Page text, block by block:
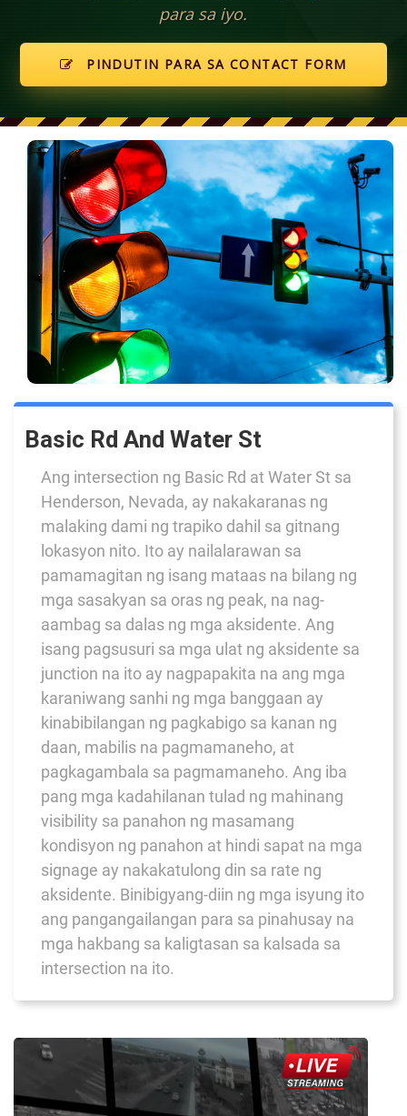
para sa iyo.
PINDUTIN PARA SA CONTACT FORM
Basic Rd And Water St
Ang intersection ng Basic Rd at Water St sa
Henderson, Nevada, ay nakakaranas ng
malaking dami ng trapiko dahil sa gitnang
lokasyon nito. Ito ay nailalarawan sa
pamamagitan ng isang mataas na bilang ng
mga sasakyan sa oras ng peak, na nag-
aambag sa dalas ng mga aksidente. Ang
isang pagsusuri sa mga ulat ng aksidente sa
junction na ito ay nagpapakita na ang mga
karaniwang sanhi ng mga banggaan ay
kinabibilangan ng pagkabigo sa kanan ng
daan, mabilis na pagmamaneho, at
pagkagambala sa pagmamaneho. Ang iba
pang mga kadahilanan tulad ng mahinang
visibility sa panahon ng masamang
kondisyon ng panahon at hindi sapat na mga
signage ay nakakatulong din sa rate ng
aksidente. Binibigyang-diin ng mga isyung ito
ang pangangailangan para sa pinahusay na
mga hakbang sa kaligtasan sa kalsada sa
intersection na ito.